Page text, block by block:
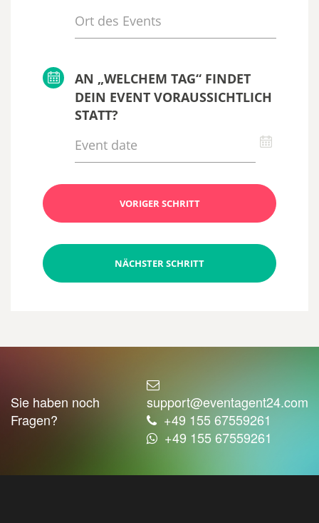
AN „WELCHEM TAG“ FINDET
DEIN EVENT VORAUSSICHTLICH
STATT?
VORIGER SCHRITT
NÄCHSTER SCHRITT
Sie haben noch
Fragen?
support@eventagent24.com
+49 155 67559261
+49 155 67559261